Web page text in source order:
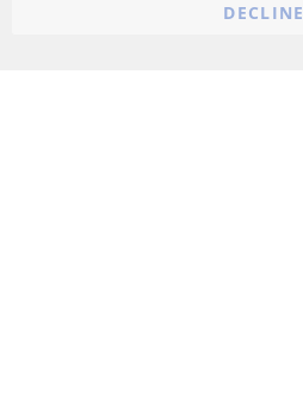
DECLINE